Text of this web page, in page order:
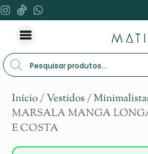
Início/Vestidos /
MARSALA MANGA
E COSTA